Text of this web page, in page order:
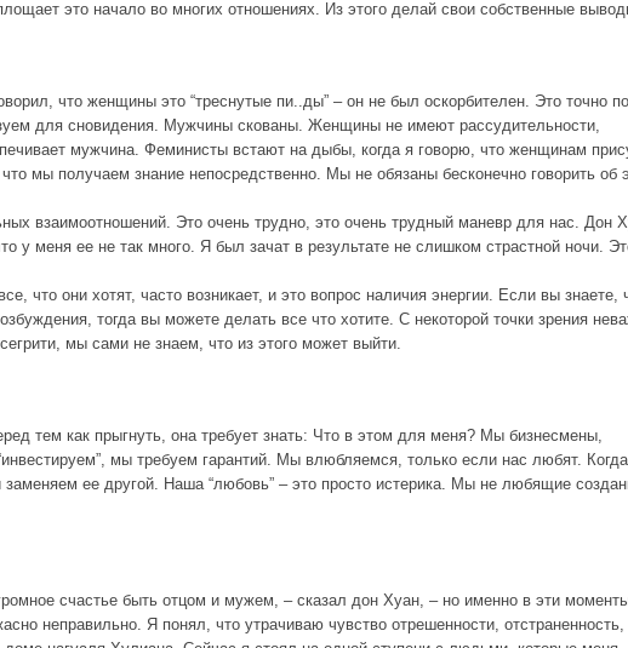
это начало во многих отношениях. Из этого делай свои собственные
что женщины это “треснутые пи..ды” – он не был оскорбителен. Это точно
для сновидения. Мужчины скованы. Женщины не имеют рассудительности,
мужчина. Феминисты встают на дыбы, когда я говорю, что женщинам
мы получаем знание непосредственно. Мы не обязаны бесконечно говорить об
взаимоотношений. Это очень трудно, это очень трудный маневр для нас. Дон
у меня ее не так много. Я был зачат в результате не слишком страстной ночи.
что они хотят, часто возникает, и это вопрос наличия энергии. Если вы знаете,
тогда вы можете делать все что хотите. С некоторой точки зрения
мы сами не знаем, что из этого может выйти.
тем как прыгнуть, она требует знать: Что в этом для меня? Мы бизнесмены,
мы требуем гарантий. Мы влюбляемся, только если нас любят.
ее другой. Наша “любовь” – это просто истерика. Мы не любящие
счастье быть отцом и мужем, – сказал дон Хуан, – но именно в эти
неправильно. Я понял, что утрачиваю чувство отрешенности, отстраненность,